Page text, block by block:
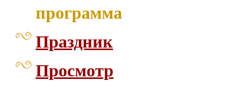
программа
Праздник
Просмотр